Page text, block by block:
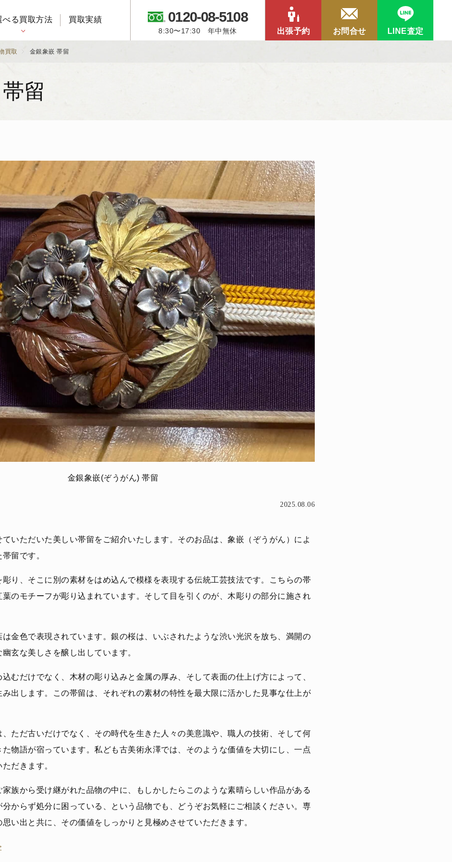
べる買取方法 買取実績 0120-08-5108
8:30〜17:30 年中無休 出張予約 お問合せ LINE査定
買取 金銀象嵌 帯留
留
金銀象嵌(ぞうがん) 帯留
2025.08.06
いただいた美しい帯留をご紹介いたします。そのお品は、象嵌（ぞうがん）によ
留です。
り、そこに別の素材をはめ込んで模様を表現する伝統工芸技法です。こちらの帯
のモチーフが彫り込まれています。そして目を引くのが、木彫りの部分に施され
金色で表現されています。銀の桜は、いぶされたような渋い光沢を放ち、満開の
玄な美しさを醸し出しています。
むだけでなく、木材の彫り込みと金属の厚み、そして表面の仕上げ方によって、
出します。この帯留は、それぞれの素材の特性を最大限に活かした見事な仕上が
ただ古いだけでなく、その時代を生きた人々の美意識や、職人の技術、そして何
物語が宿っています。私ども古美術永澤では、そのような価値を大切にし、一点
だきます。
族から受け継がれた品物の中に、もしかしたらこのような素晴らしい作品がある
からず処分に困っている、という品物でも、どうぞお気軽にご相談ください。専
い出と共に、その価値をしっかりと見極めさせていただきます。